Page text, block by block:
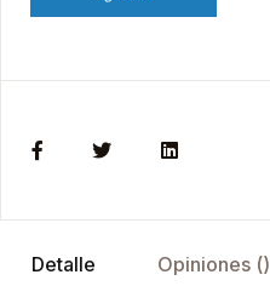
Detalle Opiniones ()